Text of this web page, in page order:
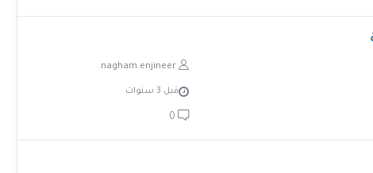
nagham.enjineer
قبل 3 سنوات
0